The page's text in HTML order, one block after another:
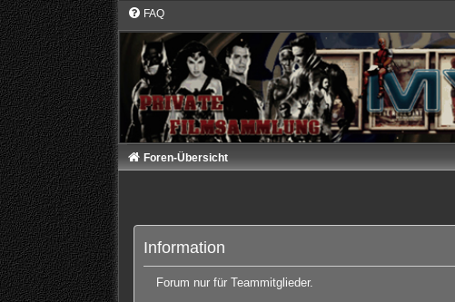
FAQ
Foren-Übersicht
Information
Forum nur für Teammitglieder.